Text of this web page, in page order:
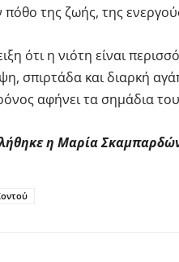
της ζωής, της
ότι η νιότη είναι
σπιρτάδα και διαρκή
αφήνει τα σημάδια
η Μαρία